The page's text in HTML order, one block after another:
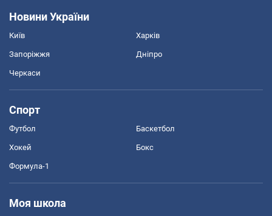
Новини України
Київ Харків
Запоріжжя Дніпро
Черкаси
Спорт
Футбол Баскетбол
Хокей Бокс
Формула-1
Моя школа